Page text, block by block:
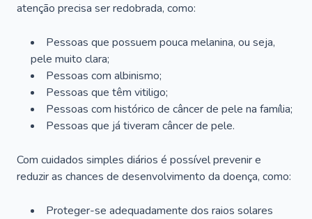
atenção precisa ser redobrada, como:
Pessoas que possuem pouca melanina, ou seja,
pele muito clara;
Pessoas com albinismo;
Pessoas que têm vitiligo;
Pessoas com histórico de câncer de pele na família;
Pessoas que já tiveram câncer de pele.
Com cuidados simples diários é possível prevenir e
reduzir as chances de desenvolvimento da doença, como:
Proteger-se adequadamente dos raios solares